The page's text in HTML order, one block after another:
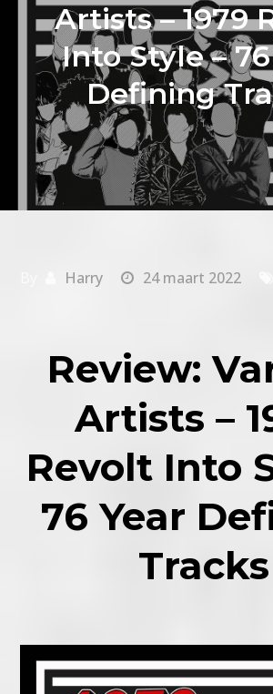
Artists – 1979
Into Style –
Defining
Harry 24 maart 2022
Review:
Artists –
Revolt Into
76 Year
Tracks